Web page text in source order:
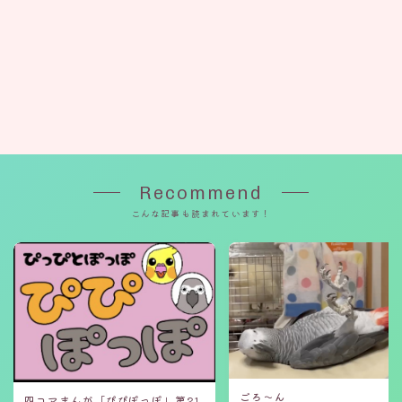
Recommend
こんな記事も読まれています！
ごろ〜ん